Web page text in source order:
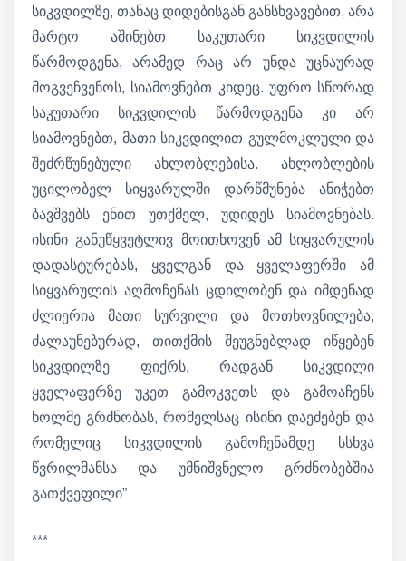
სიკვდილზე, თანაც დიდებისგან განსხვავებით, არა
მარტო აშინებთ საკუთარი სიკვდილის
წარმოდგენა, არამედ რაც არ უნდა უცნაურად
მოგვეჩვენოს, სიამოვნებთ კიდეც. უფრო სწორად
საკუთარი სიკვდილის წარმოდგენა კი არ
სიამოვნებთ, მათი სიკვდილით გულმოკლული და
შეძრწუნებული ახლობლებისა. ახლობლების
უცილობელ სიყვარულში დარწმუნება ანიჭებთ
ბავშვებს ენით უთქმელ, უდიდეს სიამოვნებას.
ისინი განუწყვეტლივ მოითხოვენ ამ სიყვარულის
დადასტურებას, ყველგან და ყველაფერში ამ
სიყვარულის აღმოჩენას ცდილობენ და იმდენად
ძლიერია მათი სურვილი და მოთხოვნილება,
ძალაუნებურად, თითქმის შეუგნებლად იწყებენ
სიკვდილზე ფიქრს, რადგან სიკვდილი
ყველაფერზე უკეთ გამოკვეთს და გამოაჩენს
ხოლმე გრძნობას, რომელსაც ისინი დაეძებენ და
რომელიც სიკვდილის გამოჩენამდე სსხვა
წვრილმანსა და უმნიშვნელო გრძნობებშია
გათქვეფილი”
***